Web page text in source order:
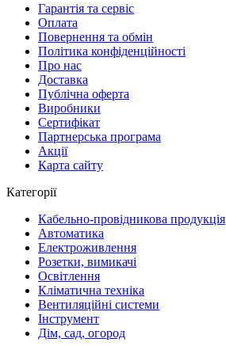
Гарантія та сервіс
Оплата
Повернення та обмін
Політика конфіденційності
Про нас
Доставка
Публічна оферта
Виробники
Сертифікат
Партнерська програма
Акції
Карта сайту
Категорії
Кабельно-провідникова продукція
Автоматика
Електроживлення
Розетки, вимикачі
Освітлення
Кліматична техніка
Вентиляційні системи
Інструмент
Дім, сад, огород